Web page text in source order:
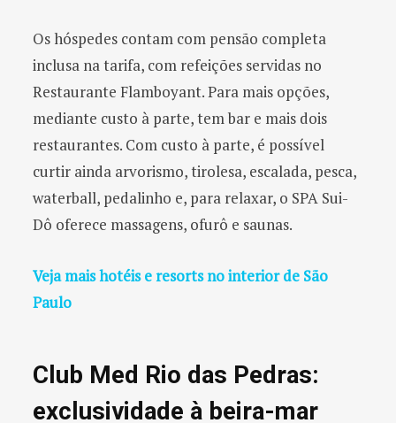
Os hóspedes contam com pensão completa
inclusa na tarifa, com refeições servidas no
Restaurante Flamboyant. Para mais opções,
mediante custo à parte, tem bar e mais dois
restaurantes. Com custo à parte, é possível
curtir ainda arvorismo, tirolesa, escalada, pesca,
waterball, pedalinho e, para relaxar, o SPA Sui-
Dô oferece massagens, ofurô e saunas.
Veja mais hotéis e resorts no interior de São
Paulo
Club Med Rio das Pedras:
exclusividade à beira-mar